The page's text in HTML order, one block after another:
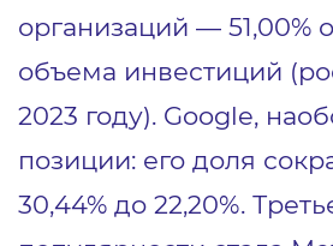
организаций — 51,00%
объема инвестиций
2023 году). Google,
позиции: его доля
30,44% до 22,20%.